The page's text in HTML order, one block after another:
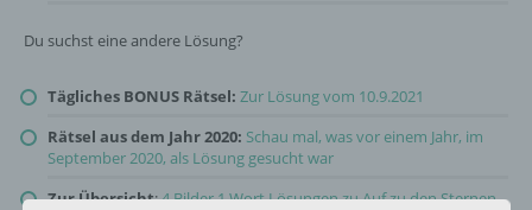
Du suchst eine andere Lösung?
Tägliches BONUS Rätsel: Zur Lösung vom 10.9.2021
Rätsel aus dem Jahr 2020: Schau mal, was vor einem Jahr, im
September 2020, als Lösung gesucht war
Zur Übersicht:4 Bilder 1 Wort Lösungen zu Auf zu den Sternen